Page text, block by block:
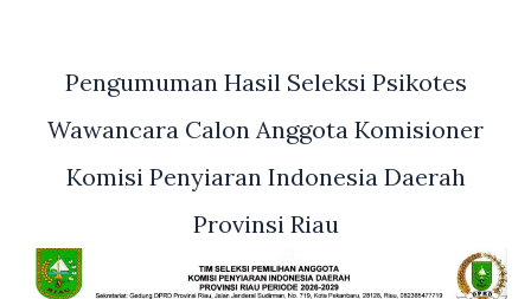
Pengumuman Hasil Seleksi Psikotes
Wawancara Calon Anggota Komisioner
Komisi Penyiaran Indonesia Daerah
Provinsi Riau